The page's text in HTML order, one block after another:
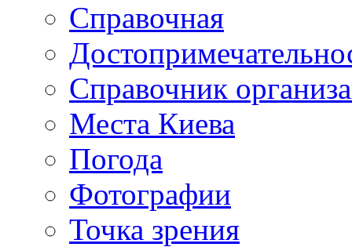
Справочная
Справочник
Места Киева
Погода
Фотографии
Точка зрения